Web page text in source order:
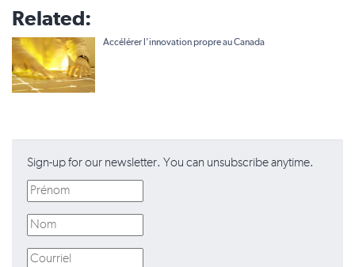
Related:
Accélérer l'innovation propre au Canada
Sign-up for our newsletter. You can unsubscribe anytime.